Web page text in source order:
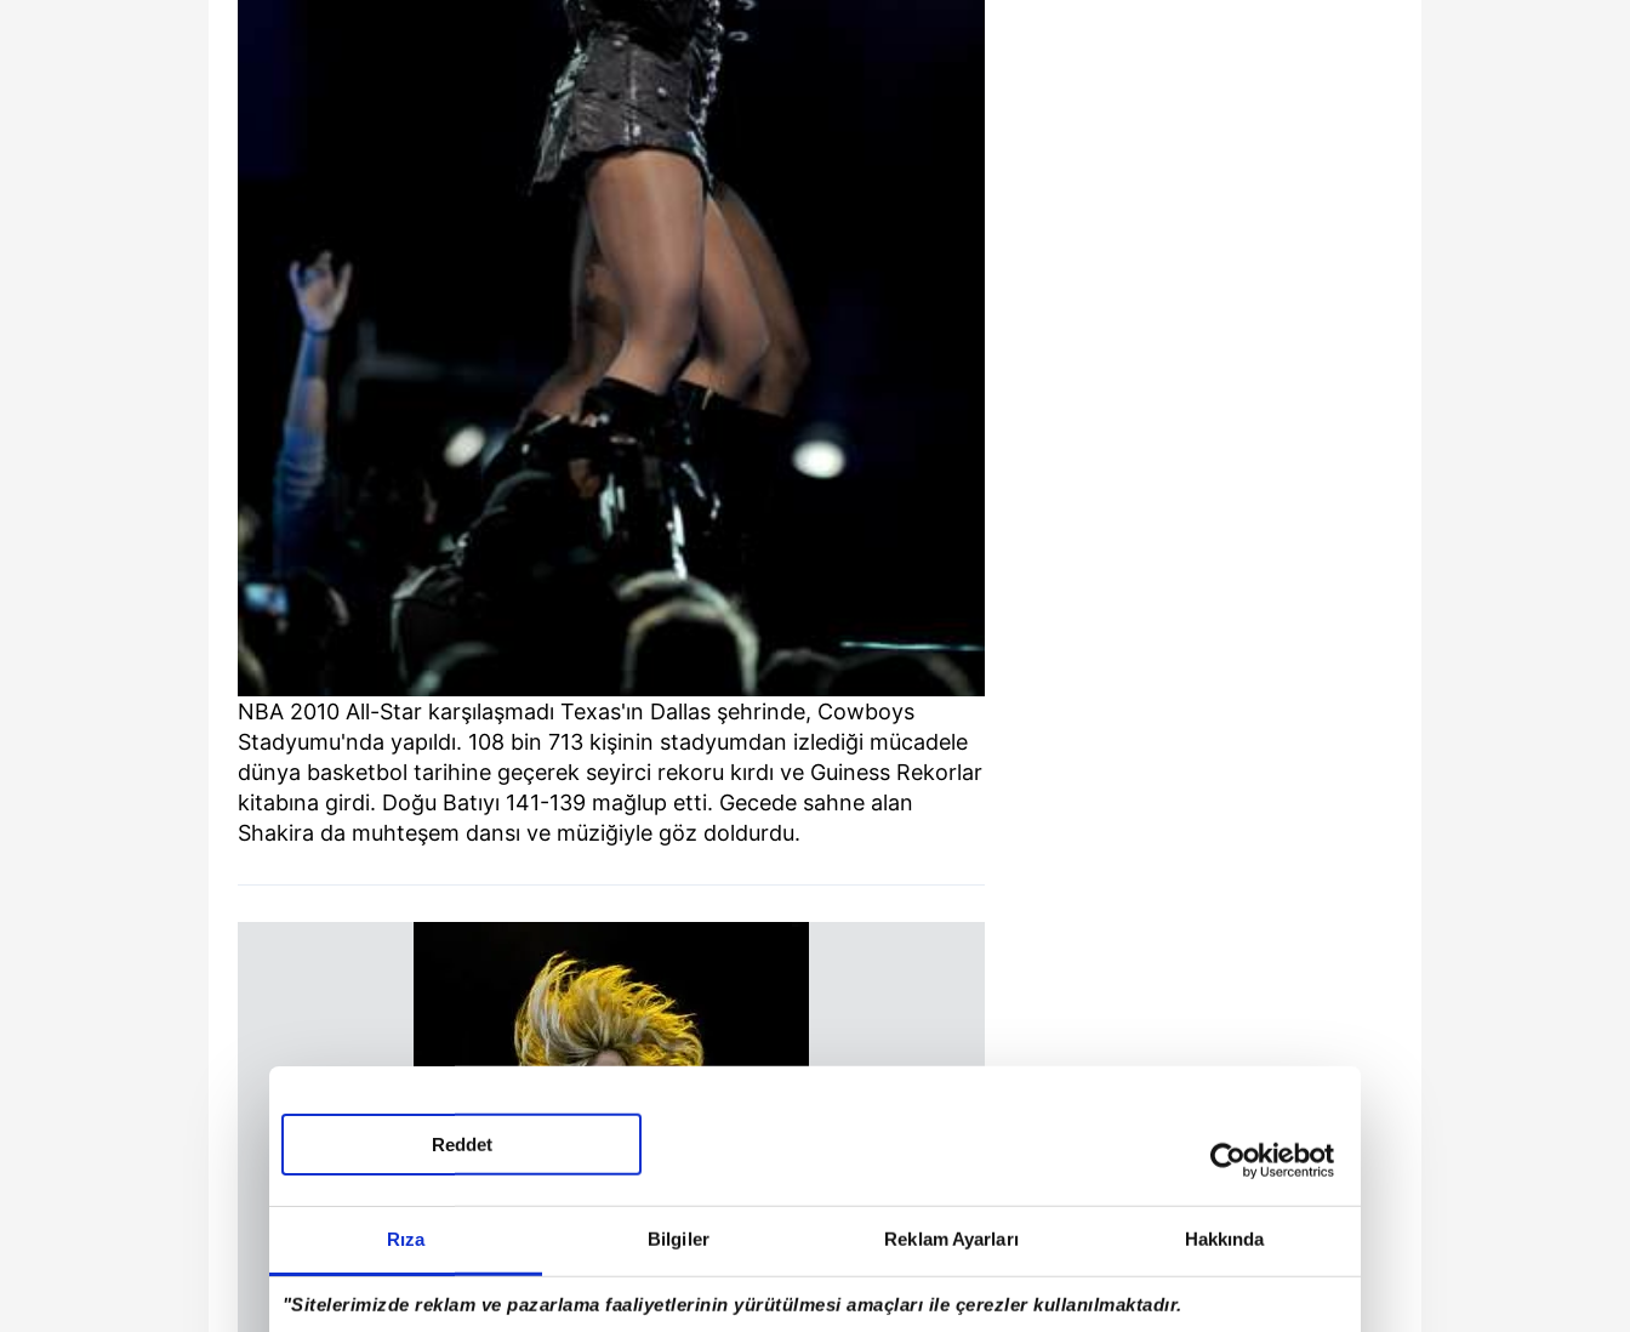
Rıza Bilgiler Reklam Ayarları Hakkında
"Sitelerimizde reklam ve pazarlama faaliyetlerinin yürütülmesi amaçları ile çerezler kullanılmaktadır.
Reddet
NBA 2010 All-Star karşılaşmadı Texas'ın Dallas şehrinde, Cowboys
Stadyumu'nda yapıldı. 108 bin 713 kişinin stadyumdan izlediği mücadele
dünya basketbol tarihine geçerek seyirci rekoru kırdı ve Guiness Rekorlar
kitabına girdi. Doğu Batıyı 141-139 mağlup etti. Gecede sahne alan
Shakira da muhteşem dansı ve müziğiyle göz doldurdu.